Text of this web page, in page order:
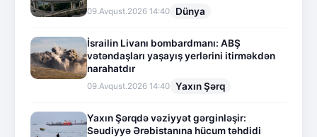
09.Avqust.2026 14:40 Dünya
İsrailin Livanı bombardmanı: ABŞ
vətəndaşları yaşayış yerlərini itirməkdən
narahatdır
09.Avqust.2026 14:40 Yaxın Şərq
Yaxın Şərqdə vəziyyət gərginləşir:
Səudiyyə Ərəbistanına hücum təhdidi